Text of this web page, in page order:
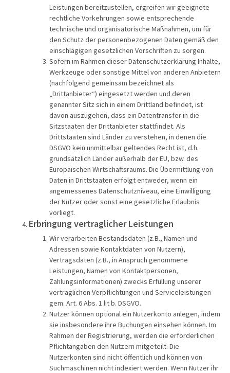
Leistungen bereitzustellen, ergreifen wir geeignete
rechtliche Vorkehrungen sowie entsprechende
technische und organisatorische Maßnahmen, um für
den Schutz der personenbezogenen Daten gemäß den
einschlägigen gesetzlichen Vorschriften zu sorgen.
Sofern im Rahmen dieser Datenschutzerklärung Inhalte,
Werkzeuge oder sonstige Mittel von anderen Anbietern
(nachfolgend gemeinsam bezeichnet als
„Drittanbieter“) eingesetzt werden und deren
genannter Sitz sich in einem Drittland befindet, ist
davon auszugehen, dass ein Datentransfer in die
Sitzstaaten der Drittanbieter stattfindet. Als
Drittstaaten sind Länder zu verstehen, in denen die
DSGVO kein unmittelbar geltendes Recht ist, d.h.
grundsätzlich Länder außerhalb der EU, bzw. des
Europäischen Wirtschaftsraums. Die Übermittlung von
Daten in Drittstaaten erfolgt entweder, wenn ein
angemessenes Datenschutzniveau, eine Einwilligung
der Nutzer oder sonst eine gesetzliche Erlaubnis
vorliegt.
Erbringung vertraglicher Leistungen
Wir verarbeiten Bestandsdaten (z.B., Namen und
Adressen sowie Kontaktdaten von Nutzern),
Vertragsdaten (z.B., in Anspruch genommene
Leistungen, Namen von Kontaktpersonen,
Zahlungsinformationen) zwecks Erfüllung unserer
vertraglichen Verpflichtungen und Serviceleistungen
gem. Art. 6 Abs. 1 lit b. DSGVO.
Nutzer können optional ein Nutzerkonto anlegen, indem
sie insbesondere ihre Buchungen einsehen können. Im
Rahmen der Registrierung, werden die erforderlichen
Pflichtangaben den Nutzern mitgeteilt. Die
Nutzerkonten sind nicht öffentlich und können von
Suchmaschinen nicht indexiert werden. Wenn Nutzer ihr